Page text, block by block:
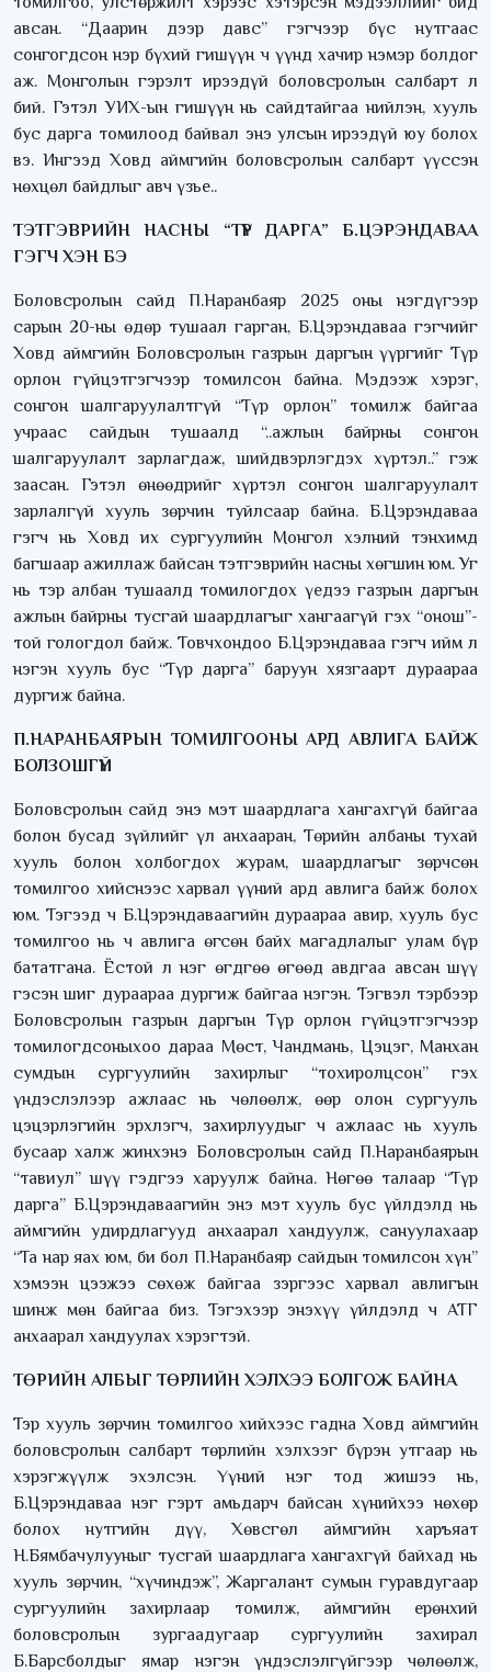
авсан. “Даарин дээр давс” гэгчээр бүс нутгаас
сонгогдсон нэр бүхий гишүүн ч үүнд хачир нэмэр болдог
аж. Монголын гэрэлт ирээдүй боловсролын салбарт л
бий. Гэтэл УИХ-ын гишүүн нь сайдтайгаа нийлэн, хууль
бус дарга томилоод байвал энэ улсын ирээдүй юу болох
вэ. Ингээд Ховд аймгийн боловсролын салбарт үүссэн
нөхцөл байдлыг авч үзье..
ТЭТГЭВРИЙН НАСНЫ “ТҮР ДАРГА” Б.ЦЭРЭНДАВАА
ГЭГЧ ХЭН БЭ
Боловсролын сайд П.Наранбаяр 2025 оны нэгдүгээр
сарын 20-ны өдөр тушаал гарган, Б.Цэрэндаваа гэгчийг
Ховд аймгийн Боловсролын газрын даргын үүргийг Түр
орлон гүйцэтгэгчээр томилсон байна. Мэдээж хэрэг,
сонгон шалгаруулалтгүй “Түр орлон” томилж байгаа
учраас сайдын тушаалд “..ажлын байрны сонгон
шалгаруулалт зарлагдаж, шийдвэрлэгдэх хүртэл..” гэж
заасан. Гэтэл өнөөдрийг хүртэл сонгон шалгаруулалт
зарлалгүй хууль зөрчин туйлсаар байна. Б.Цэрэндаваа
гэгч нь Ховд их сургуулийн Монгол хэлний тэнхимд
багшаар ажиллаж байсан тэтгэврийн насны хөгшин юм. Уг
нь тэр албан тушаалд томилогдох үедээ газрын даргын
ажлын байрны тусгай шаардлагыг хангаагүй гэх “онош”-
той гологдол байж. Товчхондоо Б.Цэрэндаваа гэгч ийм л
нэгэн хууль бус “Түр дарга” баруун хязгаарт дураараа
дургиж байна.
П.НАРАНБАЯРЫН ТОМИЛГООНЫ АРД АВЛИГА БАЙЖ
БОЛЗОШГҮЙ
Боловсролын сайд энэ мэт шаардлага хангахгүй байгаа
болон бусад зүйлийг үл анхааран, Төрийн албаны тухай
хууль болон холбогдох журам, шаардлагыг зөрчсөн
томилгоо хийснээс харвал үүний ард авлига байж болох
юм. Тэгээд ч Б.Цэрэндаваагийн дураараа авир, хууль бус
томилгоо нь ч авлига өгсөн байх магадлалыг улам бүр
бататгана. Ёстой л нэг өгдгөө өгөөд авдгаа авсан шүү
гэсэн шиг дураараа дургиж байгаа нэгэн. Тэгвэл тэрбээр
Боловсролын газрын даргын Түр орлон гүйцэтгэгчээр
томилогдсоныхоо дараа Мөст, Чандмань, Цэцэг, Манхан
сумдын сургуулийн захирлыг “тохиролцсон” гэх
үндэслэлээр ажлаас нь чөлөөлж, өөр олон сургууль
цэцэрлэгийн эрхлэгч, захирлуудыг ч ажлаас нь хууль
бусаар халж жинхэнэ Боловсролын сайд П.Наранбаярын
“тавиул” шүү гэдгээ харуулж байна. Нөгөө талаар “Түр
дарга” Б.Цэрэндаваагийн энэ мэт хууль бус үйлдэлд нь
аймгийн удирдлагууд анхаарал хандуулж, сануулахаар
“Та нар яах юм, би бол П.Наранбаяр сайдын томилсон хүн”
хэмээн цээжээ сөхөж байгаа зэргээс харвал авлигын
шинж мөн байгаа биз. Тэгэхээр энэхүү үйлдэлд ч АТГ
анхаарал хандуулах хэрэгтэй.
ТӨРИЙН АЛБЫГ ТӨРЛИЙН ХЭЛХЭЭ БОЛГОЖ БАЙНА
Тэр хууль зөрчин томилгоо хийхээс гадна Ховд аймгийн
боловсролын салбарт төрлийн хэлхээг бүрэн утгаар нь
хэрэгжүүлж эхэлсэн. Үүний нэг тод жишээ нь,
Б.Цэрэндаваа нэг гэрт амьдарч байсан хүнийхээ нөхөр
болох нутгийн дүү, Хөвсгөл аймгийн харъяат
Н.Бямбачулууныг тусгай шаардлага хангахгүй байхад нь
хууль зөрчин, “хүчиндэж”, Жаргалант сумын гуравдугаар
сургуулийн захирлаар томилж, аймгийн ерөнхий
боловсролын зургаадугаар сургуулийн захирал
Б.Барсболдыг ямар нэгэн үндэслэлгүйгээр чөлөөлж,